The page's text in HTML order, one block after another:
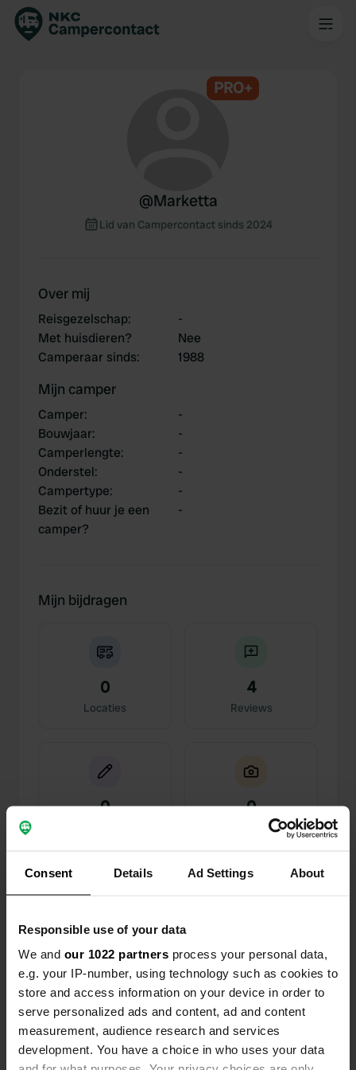
Consent Details Ad Settings About
Responsible use of your data
We and our 1022 partners process your personal data,
e.g. your IP-number, using technology such as cookies to
store and access information on your device in order to
serve personalized ads and content, ad and content
measurement, audience research and services
development. You have a choice in who uses your data
PRO+
@Marketta
Lid van Campercontact sinds 2024
Over mij
Reisgezelschap:
-
Met huisdieren?
Nee
Camperaar sinds: 1988
Mijn camper
Camper:
-
Bouwjaar:
-
Camperlengte:
-
Onderstel:
-
Campertype:
-
Bezit of huur je een
camper?
-
Mijn bijdragen
0
Locaties
4
Reviews
0 0
Een locatie beoordeeld — 11 maanden geleden
Sitecode:
Het kan niet waar zijn, de prachtige plek is
overgenomen en kost nu 18 euro. Van 5 euro naar
10 euro is begrijpelijk. Maar... jullie camperaars
moeten wel heel veel geld hebben om dit zomaar
te accepteren.